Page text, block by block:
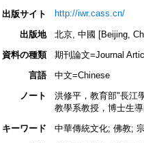
出版サイト
http://iwr.cass.cn/
出版地
北京, 中國 [Beijing,
資料の種類
期刊論文=Journal
言語
中文=Chinese
ノート
洪修平，教育部"長江
教學系教授，博士生
キーワード
中華傳統文化; 佛教;